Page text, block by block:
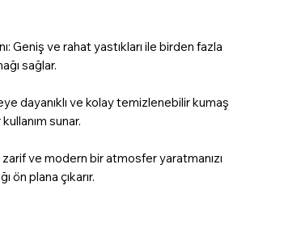
Geniş ve rahat yastıkları ile birden fazla
sağlar.
dayanıklı ve kolay temizlenebilir kumaş
sunar.
ve modern bir atmosfer yaratmanızı
ön plana çıkarır.